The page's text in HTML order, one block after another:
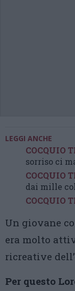
LEGGI ANCHE
COCQUIO
sorriso ci
COCQUIO
dai mille
COCQUIO
Un giovane
era molto
ricreative
Per questo